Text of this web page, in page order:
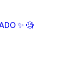
✨ 🧐